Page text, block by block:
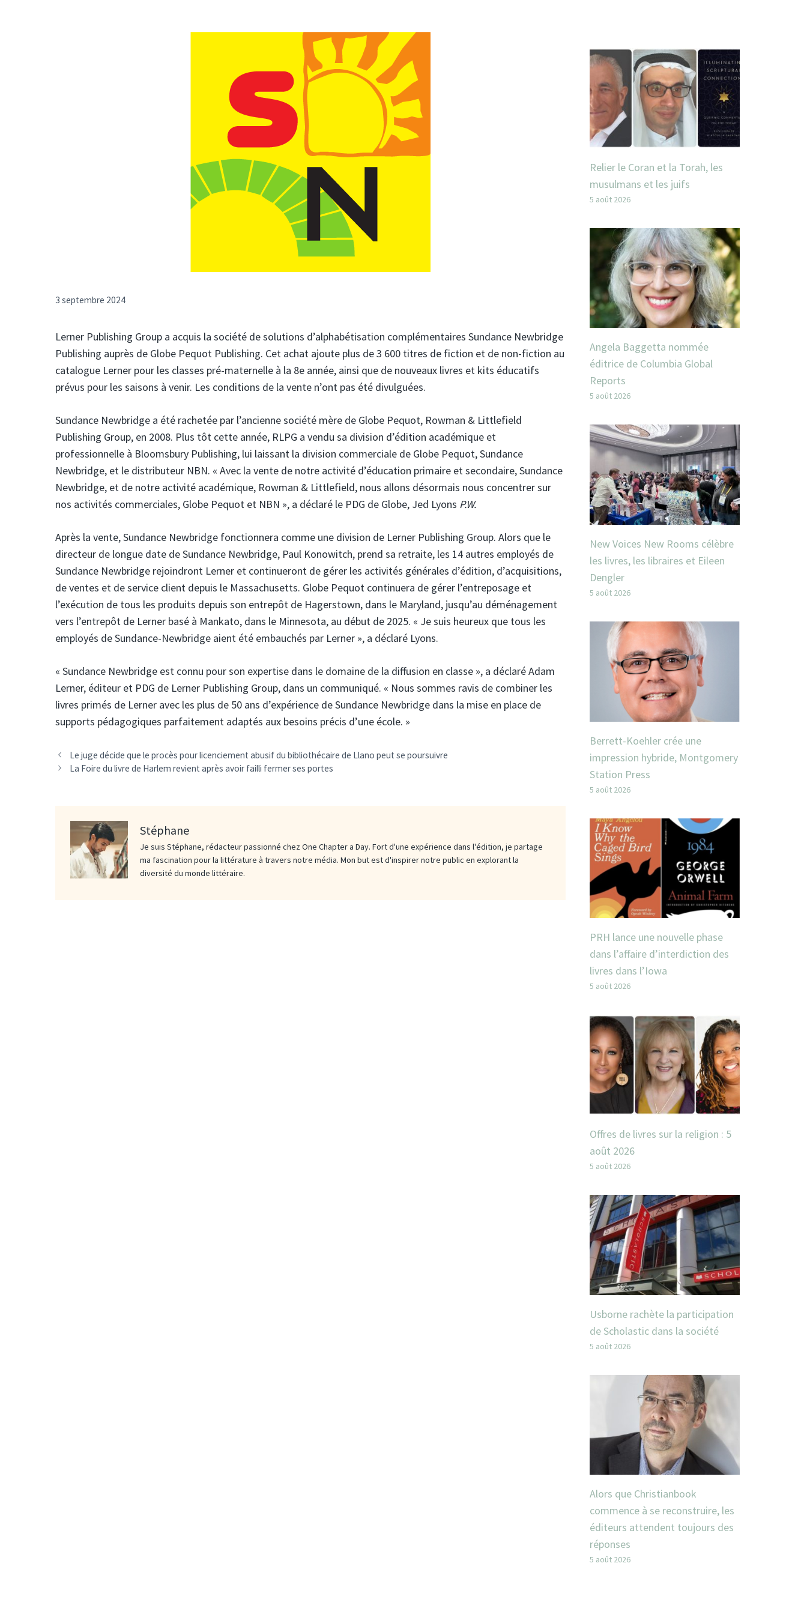
3 septembre 2024
Lerner Publishing Group a acquis la société de solutions d’alphabétisation complémentaires Sundance Newbridge
Publishing auprès de Globe Pequot Publishing. Cet achat ajoute plus de 3 600 titres de fiction et de non-fiction au
catalogue Lerner pour les classes pré-maternelle à la 8e année, ainsi que de nouveaux livres et kits éducatifs
prévus pour les saisons à venir. Les conditions de la vente n’ont pas été divulguées.
Sundance Newbridge a été rachetée par l’ancienne société mère de Globe Pequot, Rowman & Littlefield
Publishing Group, en 2008. Plus tôt cette année, RLPG a vendu sa division d’édition académique et
professionnelle à Bloomsbury Publishing, lui laissant la division commerciale de Globe Pequot, Sundance
Newbridge, et le distributeur NBN. « Avec la vente de notre activité d’éducation primaire et secondaire, Sundance
Newbridge, et de notre activité académique, Rowman & Littlefield, nous allons désormais nous concentrer sur
nos activités commerciales, Globe Pequot et NBN », a déclaré le PDG de Globe, Jed Lyons P.W.
Après la vente, Sundance Newbridge fonctionnera comme une division de Lerner Publishing Group. Alors que le
directeur de longue date de Sundance Newbridge, Paul Konowitch, prend sa retraite, les 14 autres employés de
Sundance Newbridge rejoindront Lerner et continueront de gérer les activités générales d’édition, d’acquisitions,
de ventes et de service client depuis le Massachusetts. Globe Pequot continuera de gérer l’entreposage et
l’exécution de tous les produits depuis son entrepôt de Hagerstown, dans le Maryland, jusqu’au déménagement
vers l’entrepôt de Lerner basé à Mankato, dans le Minnesota, au début de 2025. « Je suis heureux que tous les
employés de Sundance-Newbridge aient été embauchés par Lerner », a déclaré Lyons.
« Sundance Newbridge est connu pour son expertise dans le domaine de la diffusion en classe », a déclaré Adam
Lerner, éditeur et PDG de Lerner Publishing Group, dans un communiqué. « Nous sommes ravis de combiner les
livres primés de Lerner avec les plus de 50 ans d’expérience de Sundance Newbridge dans la mise en place de
supports pédagogiques parfaitement adaptés aux besoins précis d’une école. »
Le juge décide que le procès pour licenciement abusif du bibliothécaire de Llano peut se poursuivre
La Foire du livre de Harlem revient après avoir failli fermer ses portes
Stéphane
Je suis Stéphane, rédacteur passionné chez One Chapter a Day. Fort d'une expérience dans l'édition, je partage
ma fascination pour la littérature à travers notre média. Mon but est d'inspirer notre public en explorant la
diversité du monde littéraire.
Relier le Coran et la Torah, les
musulmans et les juifs
5 août 2026
Angela Baggetta nommée
éditrice de Columbia Global
Reports
5 août 2026
New Voices New Rooms célèbre
les livres, les libraires et Eileen
Dengler
5 août 2026
Berrett-Koehler crée une
impression hybride, Montgomery
Station Press
5 août 2026
PRH lance une nouvelle phase
dans l’affaire d’interdiction des
livres dans l’Iowa
5 août 2026
Offres de livres sur la religion : 5
août 2026
5 août 2026
Usborne rachète la participation
de Scholastic dans la société
5 août 2026
Alors que Christianbook
commence à se reconstruire, les
éditeurs attendent toujours des
réponses
5 août 2026